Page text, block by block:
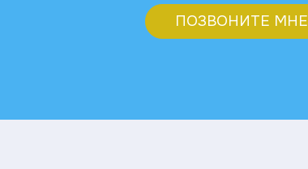
ПОЗВОНИТЕ МНЕ